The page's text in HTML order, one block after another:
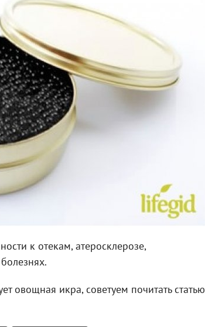
к отекам, атеросклерозе,
овощная икра, советуем почитать статью